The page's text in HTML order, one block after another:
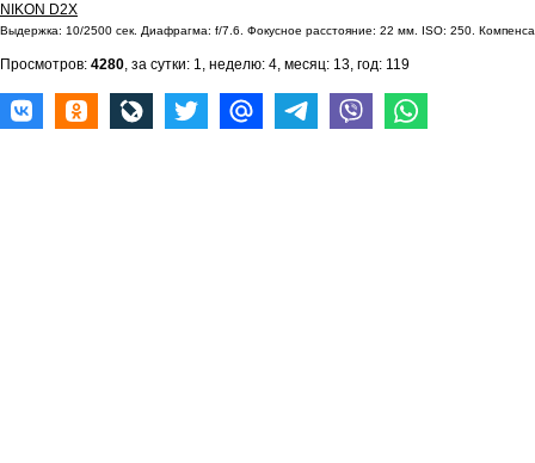
NIKON D2X
Выдержка: 10/2500 сек. Диафрагма: f/7.6. Фокусное расстояние: 22 мм. ISO: 250.
Просмотров: 4280, за сутки: 1, неделю: 4, месяц: 13, год: 119